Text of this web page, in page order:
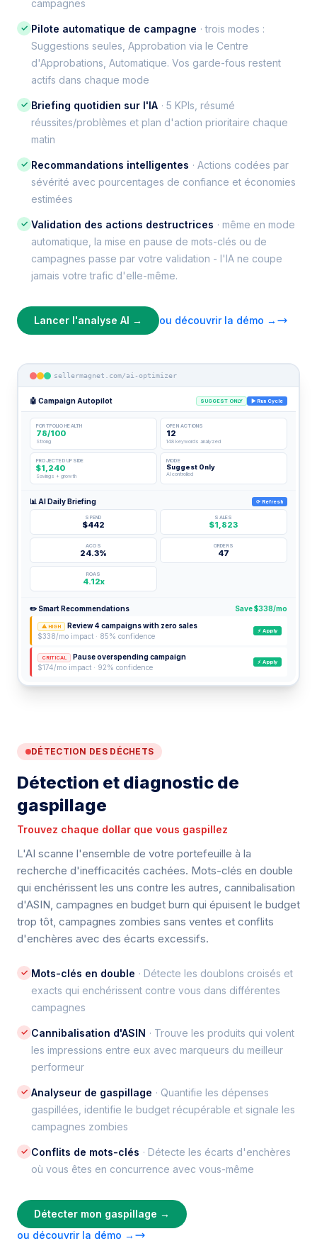
campagnes
✓ Pilote automatique de campagne · trois modes :
Suggestions seules, Approbation via le Centre
d'Approbations, Automatique. Vos garde-fous restent
actifs dans chaque mode
✓ Briefing quotidien sur l'IA · 5 KPIs, résumé
réussites/problèmes et plan d'action prioritaire chaque
matin
✓ Recommandations intelligentes · Actions codées par
sévérité avec pourcentages de confiance et économies
estimées
✓ Validation des actions destructrices · même en mode
automatique, la mise en pause de mots-clés ou de
campagnes passe par votre validation - l'IA ne coupe
jamais votre trafic d'elle-même.
Lancer l'analyse AI → ou découvrir la démo →
sellermagnet.com/ai-optimizer
🤖 Campaign Autopilot SUGGEST ONLY ▶ Run Cycle
PORTFOLIO HEALTH
78/100
Strong
OPEN ACTIONS
12
148 keywords analyzed
PROJECTED UPSIDE
$1,240
Savings + growth
MODE
Suggest Only
AI controlled
📊 AI Daily Briefing ⟳ Refresh
SPEND
$442
SALES
$1,823
ACOS
24.3%
ORDERS
47
ROAS
4.12x
✏️ Smart Recommendations Save $338/mo
⚠ HIGH
Review 4 campaigns with zero sales
$338/mo impact · 85% confidence
⚡ Apply
CRITICAL
Pause overspending campaign
$174/mo impact · 92% confidence
⚡ Apply
DÉTECTION DES DÉCHETS
Détection et diagnostic de
gaspillage
Trouvez chaque dollar que vous gaspillez
L'AI scanne l'ensemble de votre portefeuille à la
recherche d'inefficacités cachées. Mots-clés en double
qui enchérissent les uns contre les autres, cannibalisation
d'ASIN, campagnes en budget burn qui épuisent le budget
trop tôt, campagnes zombies sans ventes et conflits
d'enchères avec des écarts excessifs.
✓ Mots-clés en double · Détecte les doublons croisés et
exacts qui enchérissent contre vous dans différentes
campagnes
✓ Cannibalisation d'ASIN · Trouve les produits qui volent
les impressions entre eux avec marqueurs du meilleur
performeur
✓ Analyseur de gaspillage · Quantifie les dépenses
gaspillées, identifie le budget récupérable et signale les
campagnes zombies
✓ Conflits de mots-clés · Détecte les écarts d'enchères
où vous êtes en concurrence avec vous-même
Détecter mon gaspillage →
ou découvrir la démo →